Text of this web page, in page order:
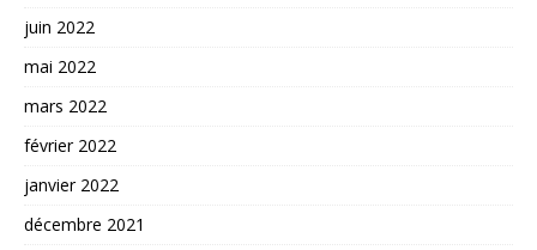
juin 2022
mai 2022
mars 2022
février 2022
janvier 2022
décembre 2021